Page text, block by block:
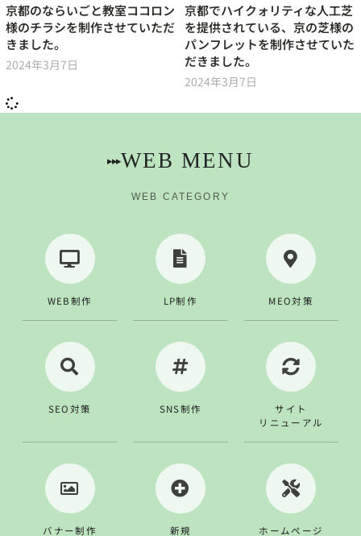
京都のならいごと教室ココロン
様のチラシを制作させていただ
きました。
2024年3月7日
京都でハイクォリティな人工芝
を提供されている、京の芝様の
パンフレットを制作させていた
だきました。
2024年3月7日
▸▸▸WEB MENU
WEB CATEGORY
WEB制作 LP制作 MEO対策
SEO対策 SNS制作
サイト
リニューアル
バナー制作
新規
ホームページ